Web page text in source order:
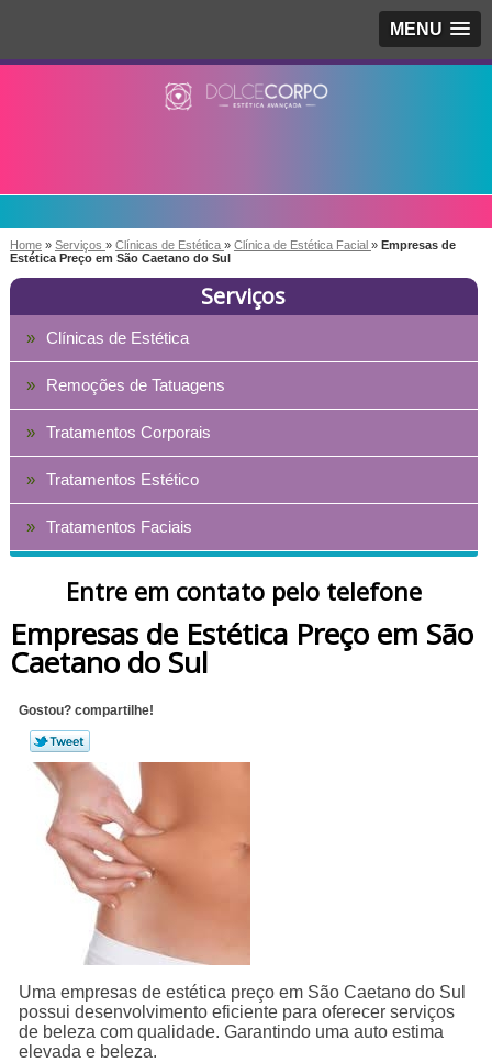
MENU
Home » Serviços » Clínicas de Estética » Clínica de Estética Facial » Empresas de
Estética Preço em São Caetano do Sul
Serviços
Clínicas de Estética
Remoções de Tatuagens
Tratamentos Corporais
Tratamentos Estético
Tratamentos Faciais
Entre em contato pelo telefone
Empresas de Estética Preço em São
Caetano do Sul
Gostou? compartilhe!
Uma empresas de estética preço em São Caetano do Sul
possui desenvolvimento eficiente para oferecer serviços
de beleza com qualidade. Garantindo uma auto estima
elevada e beleza.